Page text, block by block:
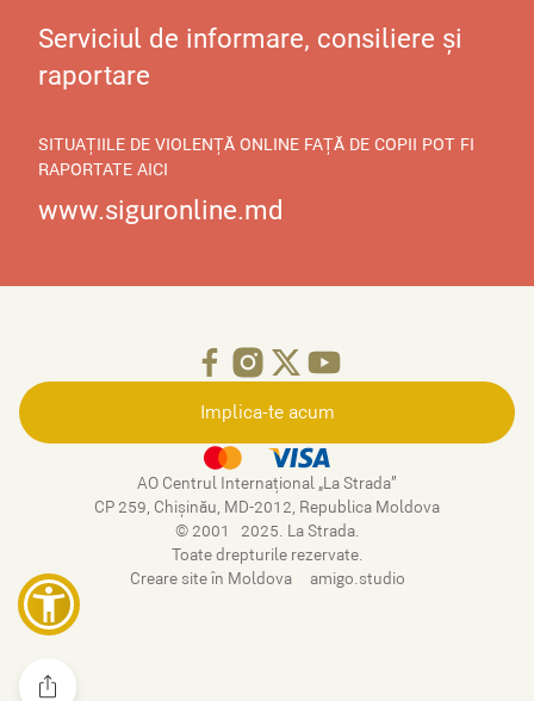
Serviciul de informare, consiliere și
raportare
SITUAȚIILE DE VIOLENȚĂ ONLINE FAȚĂ DE COPII POT FI
RAPORTATE AICI
www.siguronline.md
Implica-te acum
AO Centrul Internațional „La Strada”
CP 259, Chişinău, MD-2012, Republica Moldova
© 2001–2025. La Strada.
Toate drepturile rezervate.
Creare site în Moldova
– amigo.studio